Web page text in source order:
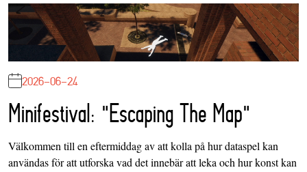
2026-06-24
Minifestival: "Escaping The Map"
Välkommen till en eftermiddag av att kolla på hur dataspel kan
användas för att utforska vad det innebär att leka och hur konst kan